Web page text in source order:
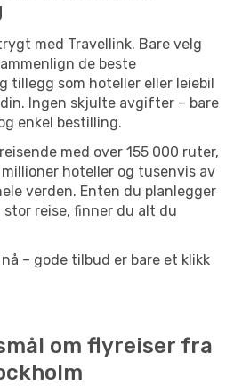
med Travellink. Bare velg
de beste
tillegg som hoteller eller leiebil
Ingen skjulte avgifter – bare
enkel bestilling.
med over 155 000 ruter,
millioner hoteller og tusenvis av
verden. Enten du planlegger
stor reise, finner du alt du
– gode tilbud er bare et klikk
om flyreiser fra